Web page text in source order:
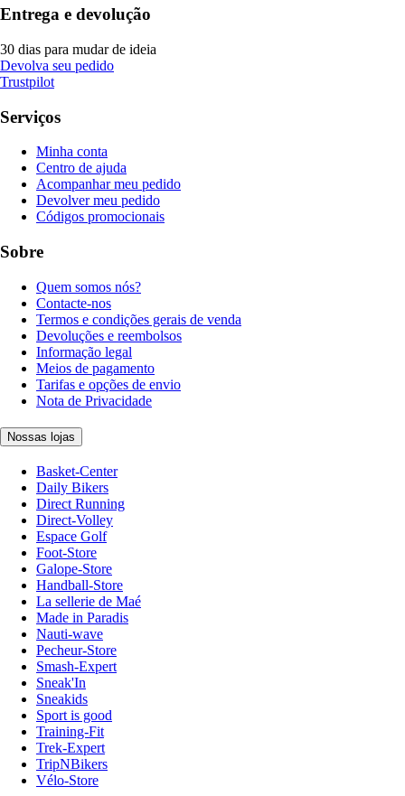
Entrega e devolução
30 dias para mudar de ideia
Devolva seu pedido
Trustpilot
Serviços
Minha conta
Centro de ajuda
Acompanhar meu pedido
Devolver meu pedido
Códigos promocionais
Sobre
Quem somos nós?
Contacte-nos
Termos e condições gerais de venda
Devoluções e reembolsos
Informação legal
Meios de pagamento
Tarifas e opções de envio
Nota de Privacidade
Nossas lojas
Basket-Center
Daily Bikers
Direct Running
Direct-Volley
Espace Golf
Foot-Store
Galope-Store
Handball-Store
La sellerie de Maé
Made in Paradis
Nauti-wave
Pecheur-Store
Smash-Expert
Sneak'In
Sneakids
Sport is good
Training-Fit
Trek-Expert
TripNBikers
Vélo-Store